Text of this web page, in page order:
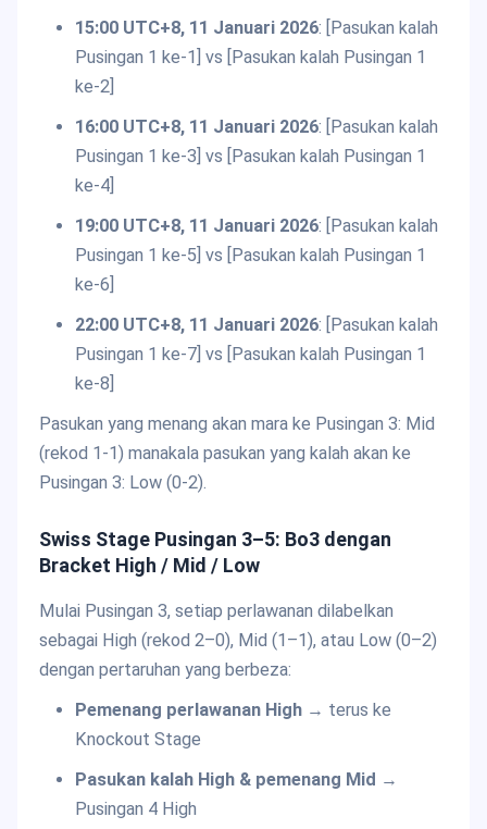
15:00 UTC+8, 11 Januari 2026: [Pasukan kalah
Pusingan 1 ke-1] vs [Pasukan kalah Pusingan 1
ke-2]
16:00 UTC+8, 11 Januari 2026: [Pasukan kalah
Pusingan 1 ke-3] vs [Pasukan kalah Pusingan 1
ke-4]
19:00 UTC+8, 11 Januari 2026: [Pasukan kalah
Pusingan 1 ke-5] vs [Pasukan kalah Pusingan 1
ke-6]
22:00 UTC+8, 11 Januari 2026: [Pasukan kalah
Pusingan 1 ke-7] vs [Pasukan kalah Pusingan 1
ke-8]
Pasukan yang menang akan mara ke Pusingan 3: Mid
(rekod 1-1) manakala pasukan yang kalah akan ke
Pusingan 3: Low (0-2).
Swiss Stage Pusingan 3–5: Bo3 dengan
Bracket High / Mid / Low
Mulai Pusingan 3, setiap perlawanan dilabelkan
sebagai High (rekod 2–0), Mid (1–1), atau Low (0–2)
dengan pertaruhan yang berbeza:
Pemenang perlawanan High→ terus ke
Knockout Stage
Pasukan kalah High & pemenang Mid →
Pusingan 4 High